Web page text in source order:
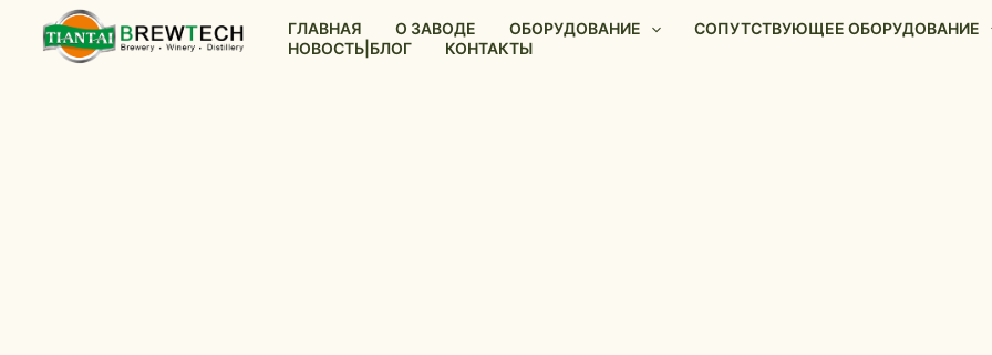
ГЛАВНАЯ О ЗАВОДЕ ОБОРУДОВАНИЕ СОПУТСТВУЮЩЕЕ ОБОРУДОВАНИЕ
НОВОСТЬ|БЛОГ
КОНТАКТЫ